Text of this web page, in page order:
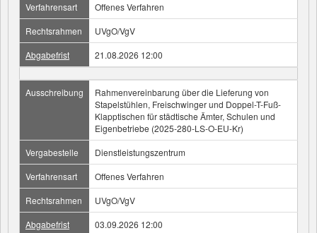
Verfahrensart
Offenes Verfahren
Rechtsrahmen
UVgO/VgV
Abgabefrist
21.08.2026 12:00
Ausschreibung
Rahmenvereinbarung über die Lieferung von
Stapelstühlen, Freischwinger und Doppel-T-Fuß-
Klapptischen für städtische Ämter, Schulen und
Eigenbetriebe (2025-280-LS-O-EU-Kr)
Vergabestelle
Dienstleistungszentrum
Verfahrensart
Offenes Verfahren
Rechtsrahmen
UVgO/VgV
Abgabefrist
03.09.2026 12:00